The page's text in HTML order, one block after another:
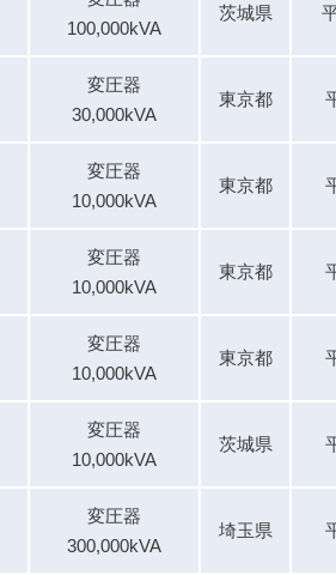
100,000kVA
茨城県
変圧器
30,000kVA
東京都
変圧器
10,000kVA
東京都
変圧器
10,000kVA
東京都
変圧器
10,000kVA
東京都
変圧器
10,000kVA
茨城県
変圧器
300,000kVA
埼玉県